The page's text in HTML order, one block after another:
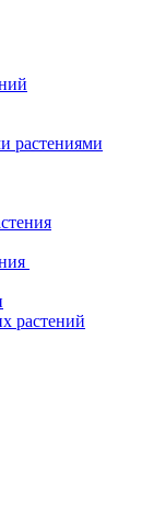
растениями
растений